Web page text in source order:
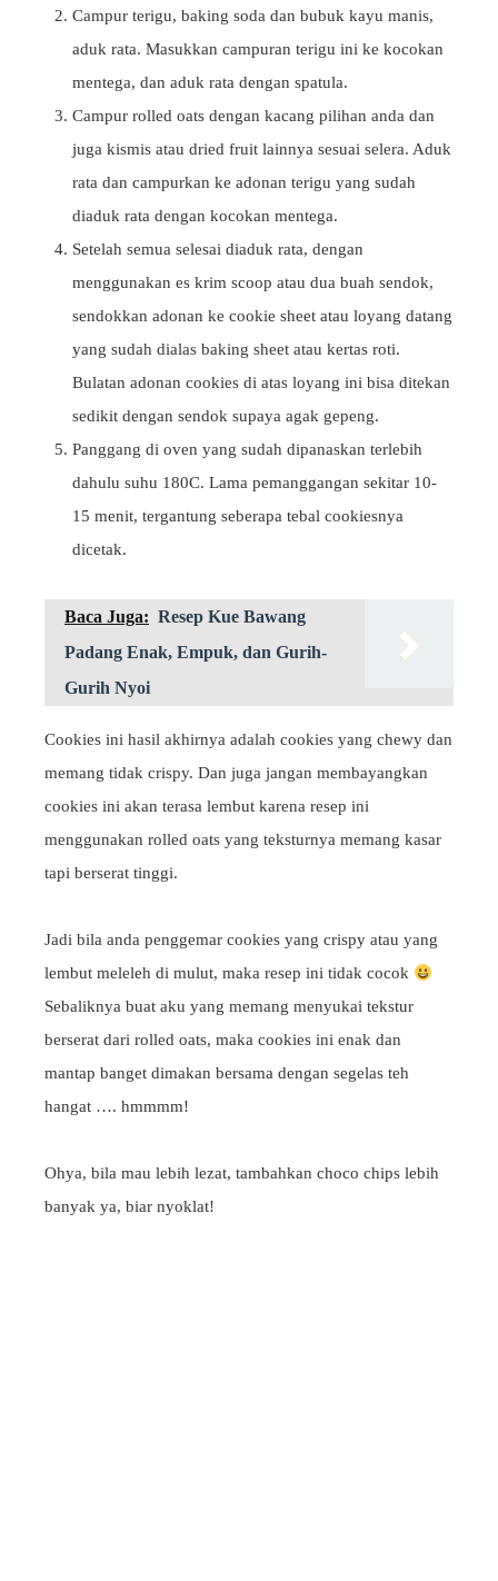
Campur terigu, baking soda dan bubuk kayu manis,
aduk rata. Masukkan campuran terigu ini ke kocokan
mentega, dan aduk rata dengan spatula.
Campur rolled oats dengan kacang pilihan anda dan
juga kismis atau dried fruit lainnya sesuai selera. Aduk
rata dan campurkan ke adonan terigu yang sudah
diaduk rata dengan kocokan mentega.
Setelah semua selesai diaduk rata, dengan
menggunakan es krim scoop atau dua buah sendok,
sendokkan adonan ke cookie sheet atau loyang datang
yang sudah dialas baking sheet atau kertas roti.
Bulatan adonan cookies di atas loyang ini bisa ditekan
sedikit dengan sendok supaya agak gepeng.
Panggang di oven yang sudah dipanaskan terlebih
dahulu suhu 180C. Lama pemanggangan sekitar 10-
15 menit, tergantung seberapa tebal cookiesnya
dicetak.
Baca Juga: Resep Kue Bawang
Padang Enak, Empuk, dan Gurih-
Gurih Nyoi
Cookies ini hasil akhirnya adalah cookies yang chewy dan
memang tidak crispy. Dan juga jangan membayangkan
cookies ini akan terasa lembut karena resep ini
menggunakan rolled oats yang teksturnya memang kasar
tapi berserat tinggi.
Jadi bila anda penggemar cookies yang crispy atau yang
lembut meleleh di mulut, maka resep ini tidak cocok
Sebaliknya buat aku yang memang menyukai tekstur
berserat dari rolled oats, maka cookies ini enak dan
mantap banget dimakan bersama dengan segelas teh
hangat …. hmmmm!
Ohya, bila mau lebih lezat, tambahkan choco chips lebih
banyak ya, biar nyoklat!